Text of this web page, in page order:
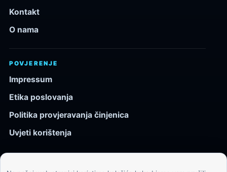
Kontakt
O nama
POVJERENJE
Impressum
Etika poslovanja
Politika provjeravanja činjenica
Uvjeti korištenja